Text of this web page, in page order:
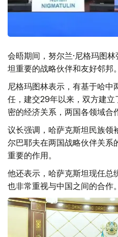
会晤期间，努尔兰·尼格玛图
坦重要的战略伙伴和友好邻邦。
尼格玛图林表示，有基于哈中
任，建交29年以来，双方建
密的经济关系，两国各领域合
议长强调，哈萨克斯坦民族领
尔巴耶夫在两国战略伙伴关系
重要的作用。
他还表示，哈萨克斯坦现任总
也非常重视与中国之间的合作。